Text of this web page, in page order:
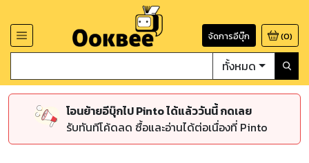
จัดการอีบุ๊ก (0)
ทั้งหมด
โอนย้ายอีบุ๊กไป Pinto ได้แล้ววันนี้ กดเลย
รับทันทีโค้ดลด ซื้อและอ่านได้ต่อเนื่องที่ Pinto